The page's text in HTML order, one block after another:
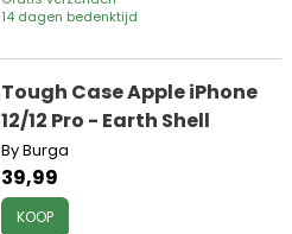
14 dagen bedenktijd
Tough Case Apple iPhone
12/12 Pro - Earth Shell
By Burga
39,99
KOOP